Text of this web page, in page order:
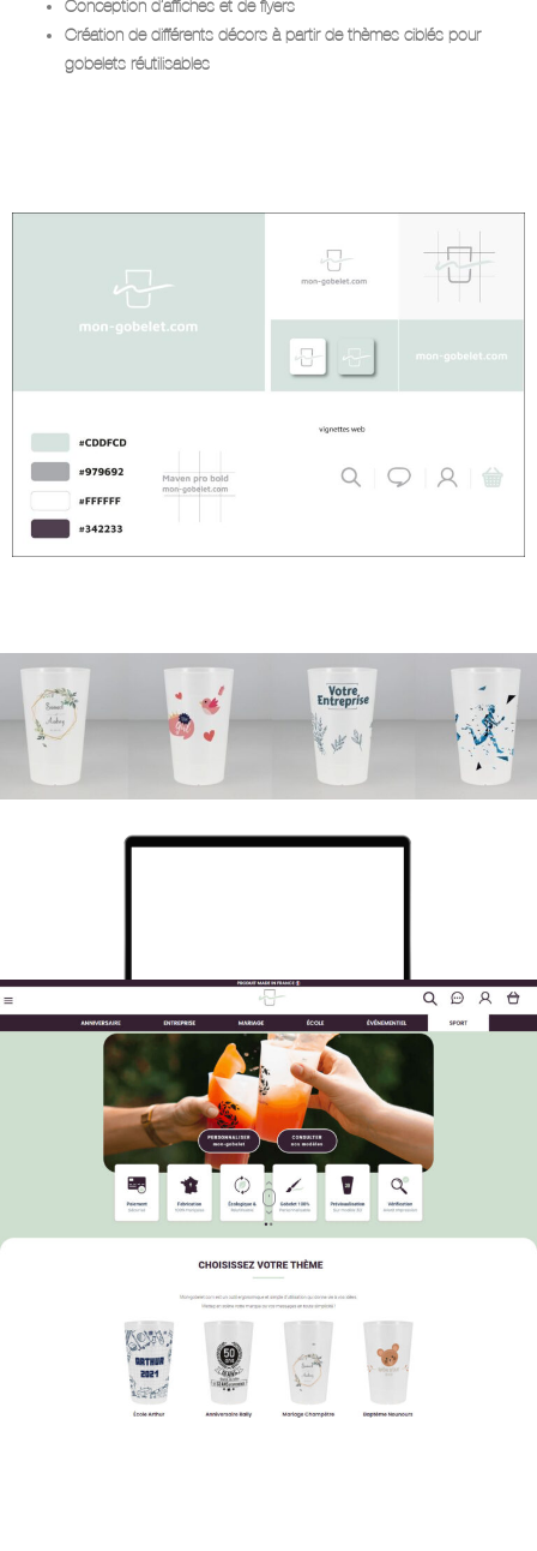
Conception d’affiches et de flyers
Création de différents décors à partir de thèmes ciblés pour
gobelets réutilisables